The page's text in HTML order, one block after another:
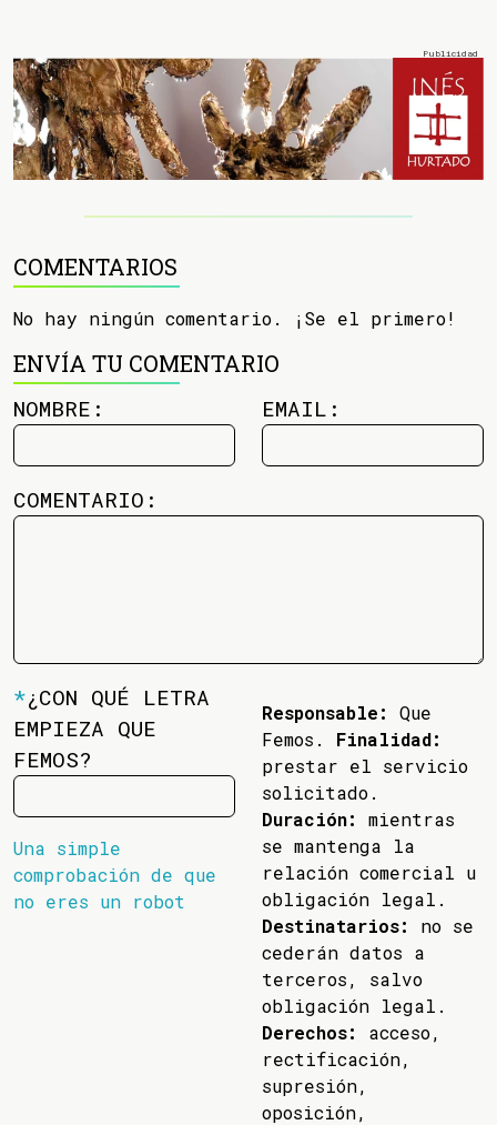
COMENTARIOS
No hay ningún comentario. ¡Se el primero!
ENVÍA TU COMENTARIO
NOMBRE: EMAIL:
COMENTARIO:
*¿CON QUÉ LETRA
EMPIEZA QUE
FEMOS?
Una simple
comprobación de que
no eres un robot
Responsable:
Que
Femos. Finalidad:
prestar el servicio
solicitado.
Duración:
mientras
se mantenga la
relación comercial u
obligación legal.
Destinatarios:
no se
cederán datos a
terceros, salvo
obligación legal.
Derechos:
acceso,
rectificación,
supresión,
oposición,